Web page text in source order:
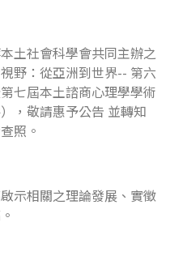
土社會科學會共同主辦之
野：從亞洲到世界-- 第六
七屆本土諮商心理學學術
，敬請惠予公告 並轉知
照。
示相關之理論發展、實徵